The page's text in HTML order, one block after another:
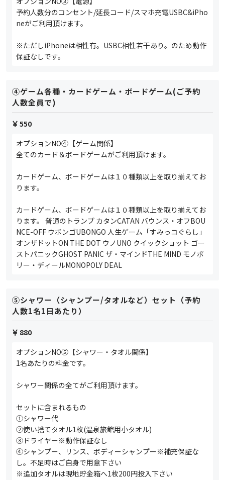
予約人数分のコンセント/延長コード/スマホ充電USBC&iPho
neがご利用頂けます。
※ただしiPhoneは相性有。USBC相性若干あり。のため動作
保証なしです。
④ゲーム各種・カードゲーム・ボードゲーム(ご予約
人数全員で)
550
オプションNO④【ゲーム関係】
全てのカード＆ボードゲームがご利用頂けます。
カードゲーム、ボードゲームは１０種類以上を取り揃えてお
ります。
カードゲーム、ボードゲームは１０種類以上を取り揃えてお
ります。 普通のトランプ カタンCATAN バウンス・オフBOU
NCE-OFF ウボンゴUBONGO 人生ゲーム「すみっコぐらし」
オンザドットON THE DOT ウノUNO クイックショット ゴー
ストパニックGHOST PANIC ザ・マインドTHE MIND モノポ
リー・ディールMONOPOLY DEAL
⑤シャワー（シャンプー/タオルなど）セット（予約
人数1名1日あたり）
880
オプションNO⑤【シャワー・タオル関係】
1名あたりの料金です。
シャワー関係の全てがご利用頂けます。
セットに含まれるもの
①シャワー代
②使い捨てタオル1枚(温泉旅館用小タオル)
③ドライヤー※動作保証なし
④シャンプー、リンス、ボディーシャンプー※補充保証な
し。不足時はご自身で用意下さい
※追加タオルは現地貯金箱へ1枚200円投入下さい